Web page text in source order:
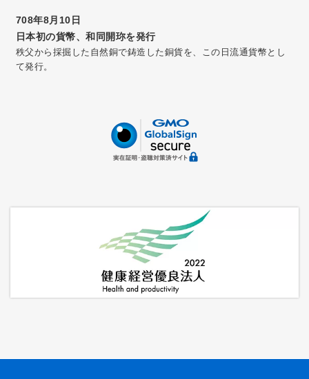
708年8月10日
日本初の貨幣、和同開珎を発行
秩父から採掘した自然銅で鋳造した銅貨を、この日流通貨幣とし
て発行。